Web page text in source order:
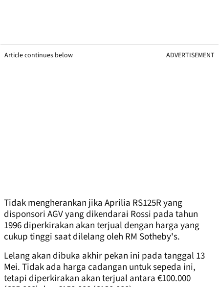
Article continues below ADVERTISEMENT
Tidak mengherankan jika Aprilia RS125R yang
disponsori AGV yang dikendarai Rossi pada tahun
1996 diperkirakan akan terjual dengan harga yang
cukup tinggi saat dilelang oleh RM Sotheby's.
Lelang akan dibuka akhir pekan ini pada tanggal 13
Mei. Tidak ada harga cadangan untuk sepeda ini,
tetapi diperkirakan akan terjual antara €100.000